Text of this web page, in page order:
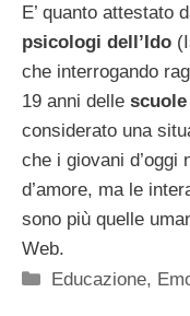
E’ quanto attestato
psicologi dell’Ido
che interrogando
19 anni delle
considerato una
che i giovani d’oggi
d’amore, ma le
sono più quelle
Web.
Categorie
Educazione,